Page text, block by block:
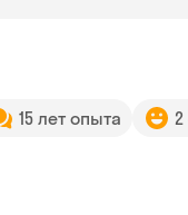
15 лет опыта 2